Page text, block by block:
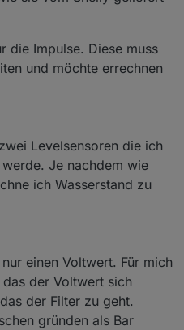
Rest habe ich, so wie bei
ist geplant.
du ja noch den Flowmeter
bei dir inkludieren :-)
Level-Sensoren genau (0/1
l/min, l/h)?
+ Prozentwert). Deine digitalen
eine vereinfachte Variante –
aussehen.
wäre extrem hilfreich für
ab, wie der Shelly den
Dann kann ich dir sagen,
die Impulse. Diese muss
und möchte errechnen
Levelsensoren die ich
Je nachdem wie
ich Wasserstand zu
einen Voltwert. Für mich
der Voltwert sich
der Filter zu geht.
gründen als Bar